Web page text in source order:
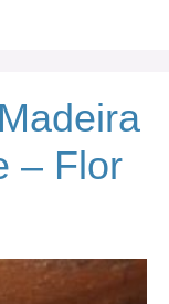
– Flor